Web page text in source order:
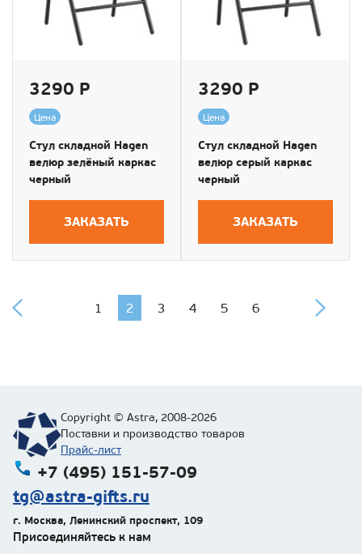
3290 Р
Цена
Стул складной Hagen
велюр зелёный каркас
черный
ЗАКАЗАТЬ
3290 Р
Цена
Стул складной Hagen
велюр серый каркас
черный
ЗАКАЗАТЬ
1 2 3 4 5 6
Copyright © Astra, 2008-2026
Поставки и производство товаров
Прайс-лист
+7 (495) 151-57-09
tg@astra-gifts.ru
г. Москва, Ленинский проспект, 109
Присоединяйтесь к нам